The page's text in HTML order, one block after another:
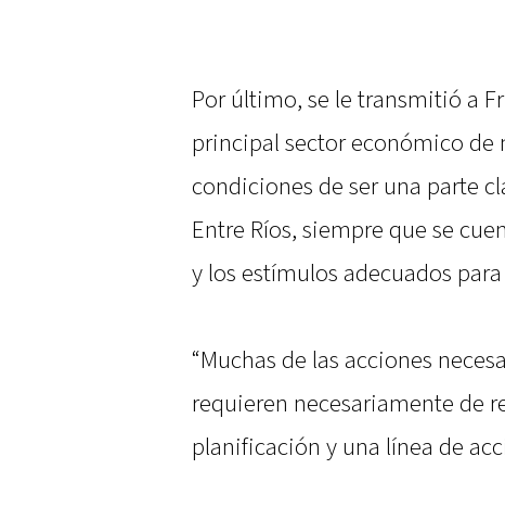
Por último, se le transmitió a
principal sector económico de
condiciones de ser una parte
Entre Ríos, siempre que se
y los estímulos adecuados
“Muchas de las acciones
requieren necesariamente de
planificación y una línea de